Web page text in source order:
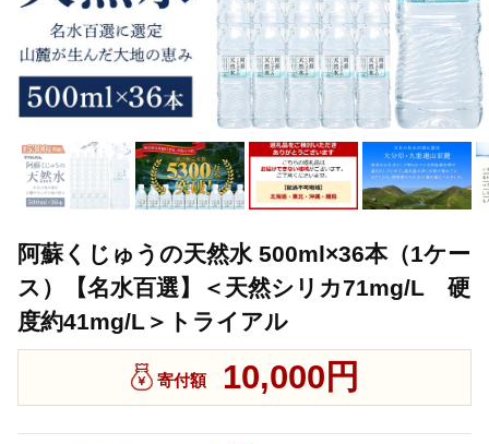
阿蘇くじゅうの天然水 500ml×36本（1ケー
ス）【名水百選】＜天然シリカ71mg/L 硬
度約41mg/L＞トライアル
寄付額 10,000円